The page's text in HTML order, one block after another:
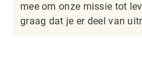
mee om onze missie tot
graag dat je er deel van